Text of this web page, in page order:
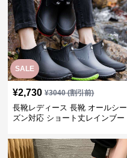
SALE
¥2,730 ¥3040(割引前)
長靴レディース 長靴 オールシー
ズン対応 ショート丈レインブー